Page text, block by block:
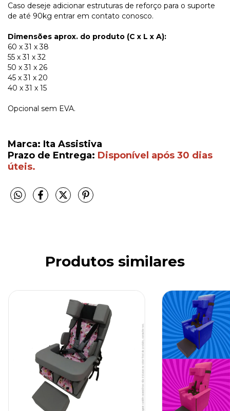
Caso deseje adicionar estruturas de reforço para o suporte
de até 90kg entrar em contato conosco.
Dimensões aprox. do produto (C x L x A):
60 x 31 x 38
55 x 31 x 32
50 x 31 x 26
45 x 31 x 20
40 x 31 x 15
Opcional sem EVA.
Marca: Ita Assistiva
Prazo de Entrega: Disponível após 30 dias
úteis.
Produtos similares